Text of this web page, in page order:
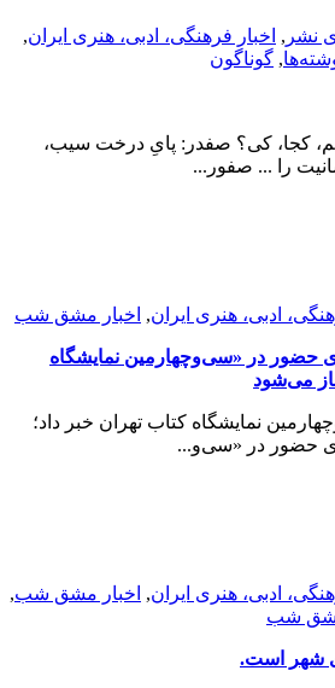
نشر , اخبار فرهنگی، ادبی، هنری ایران,
, گوناگون
کجا، کی؟ صفدر: پایِ درخت سیب،
را ... صفور...
ادبی، هنری ایران, اخبار مشق شب
حضور در «سی‌و‌چهارمین نمایشگاه
می‌شود
نمایشگاه کتاب تهران خبر داد؛
حضور در «سی‌و‌...
ادبی، هنری ایران, اخبار مشق شب,
شب
شهر است.